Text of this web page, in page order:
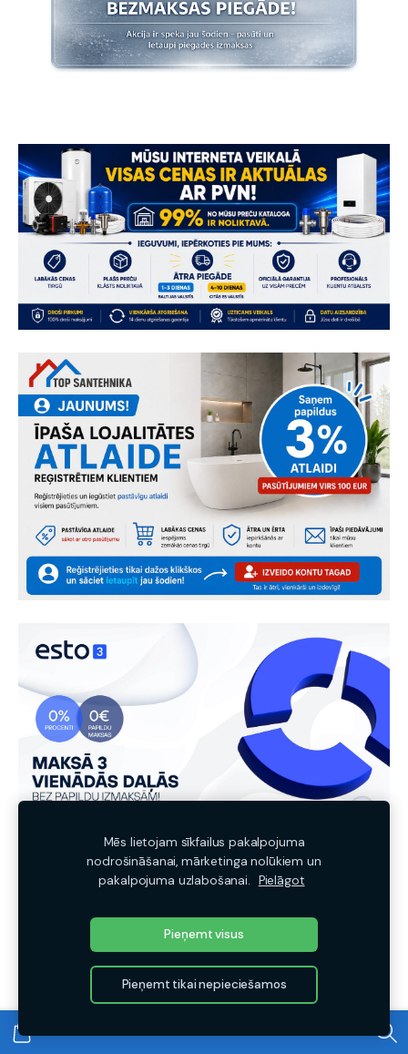
🚚 Piegādes cenu
kalkulators
Informatīvs aptuveno cenu aprēķins · Cenas ar PVN
Mēs lietojam sīkfailus pakalpojuma
nodrošināšanai, mārketinga nolūkiem un
pakalpojuma uzlabošanai. Pielāgot
Pieņemt visus
Pieņemt tikai nepieciešamos